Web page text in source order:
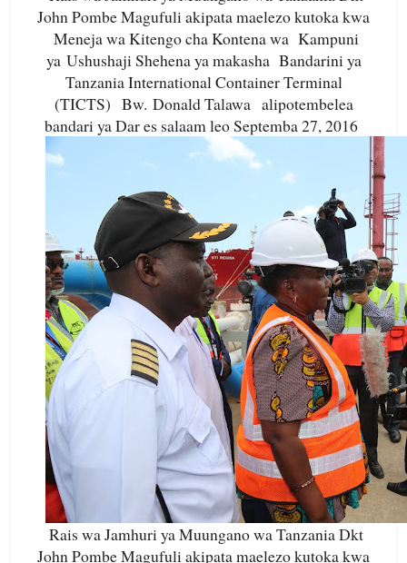
John Pombe Magufuli akipata maelezo kutoka kwa
Meneja wa Kitengo cha Kontena wa Kampuni
ya Ushushaji Shehena ya makasha Bandarini ya
Tanzania International Container Terminal
(TICTS) Bw. Donald Talawa alipotembelea
bandari ya Dar es salaam leo Septemba 27, 2016
Rais wa Jamhuri ya Muungano wa Tanzania Dkt
John Pombe Magufuli akipata maelezo kutoka kwa